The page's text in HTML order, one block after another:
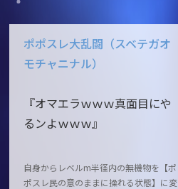
ポポスレ大乱闘（スベテガオ
モチャニナル）
『オマエラｗｗｗ真面目にや
るンよｗｗｗ』
自身からレベルm半径内の無機物を【ポ
ポスレ民の意のままに操れる状態】に変